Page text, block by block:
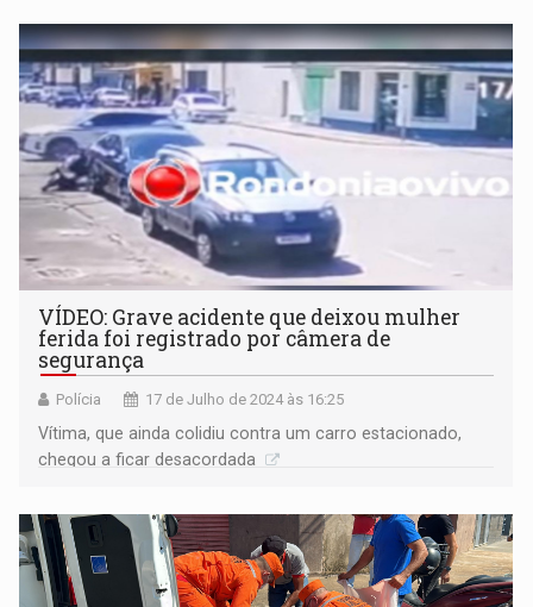
VÍDEO: Grave acidente que deixou mulher
ferida foi registrado por câmera de
segurança
Polícia 17 de Julho de 2024 às 16:25
Vítima, que ainda colidiu contra um carro estacionado,
chegou a ficar desacordada